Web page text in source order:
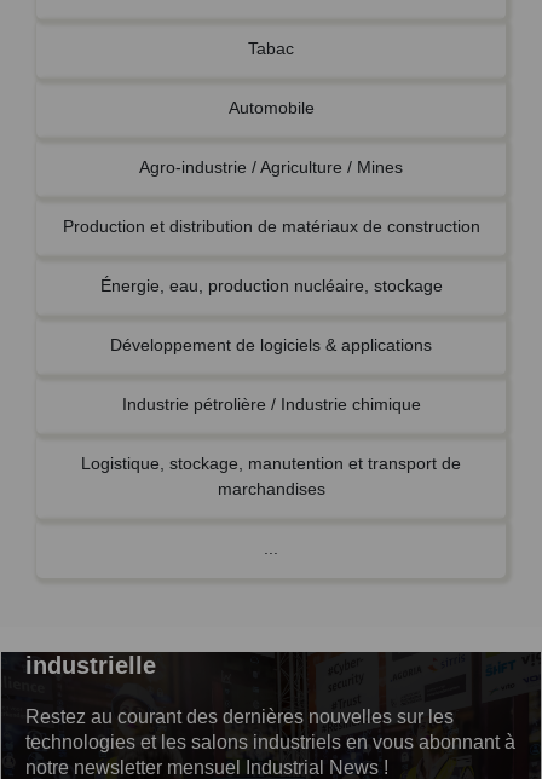
Tabac
Automobile
Agro-industrie / Agriculture / Mines
Production et distribution de matériaux de construction
Énergie, eau, production nucléaire, stockage
Développement de logiciels & applications
Industrie pétrolière / Industrie chimique
Logistique, stockage, manutention et transport de
marchandises
industrielle
Restez au courant des dernières nouvelles sur les
technologies et les salons industriels en vous abonnant à
notre newsletter mensuel Industrial News !